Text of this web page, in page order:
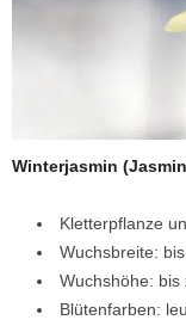
Winterjasmin
Kletterpflanze
Wuchsbreite:
Wuchshöhe:
Blütenfarben: